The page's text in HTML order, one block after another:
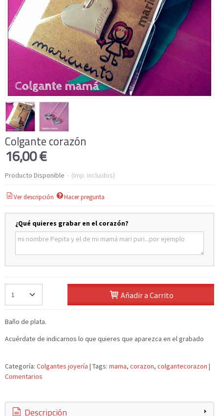
Colgante corazón
16,00 €
Producto Disponible - (Imp. Incluidos)
Ver descripción Hacer pregunta
¿Qué quieres grabar en el corazón?
Añadir a Carrito
Baño de plata.
Acuérdate de indicarnos lo que quieres que aparezca en el grabado
Categoría: Colgantes joyería | Tags: mama corazon colgantecorazon |
Comentarios
Descripción